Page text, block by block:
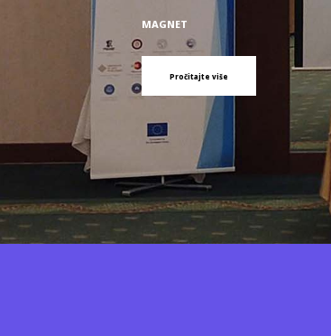
MAGNET
Pročitajte više